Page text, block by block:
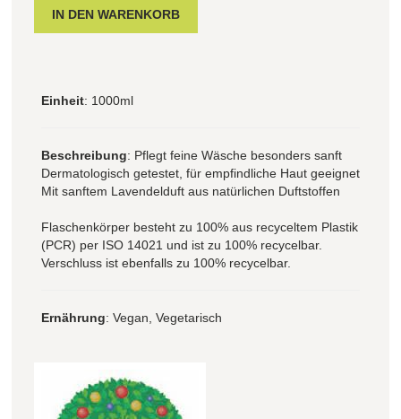
Einheit: 1000ml
Beschreibung: Pflegt feine Wäsche besonders sanft
Dermatologisch getestet, für empfindliche Haut geeignet
Mit sanftem Lavendelduft aus natürlichen Duftstoffen
Flaschenkörper besteht zu 100% aus recyceltem Plastik
(PCR) per ISO 14021 und ist zu 100% recycelbar.
Verschluss ist ebenfalls zu 100% recycelbar.
Ernährung: Vegan, Vegetarisch